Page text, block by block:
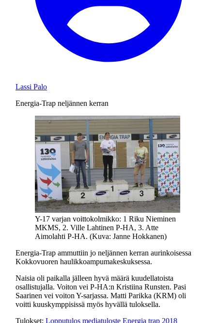
Lassi Palo
Energia-Trap neljännen kerran
Y-17 varjan voittokolmikko: 1 Riku Nieminen
MKMS, 2. Ville Lahtinen P-HA, 3. Atte
Aimolahti P-HA. (Kuva: Janne Hokkanen)
Energia-Trap ammuttiin jo neljännen kerran aurinkoisessa
Kokkovuoren haulikkoampumakeskuksessa.
Naisia oli paikalla jälleen hyvä määrä kuudellatoista
osallistujalla. Voiton vei P-HA:n Kristiina Runsten. Pasi
Saarinen vei voiton Y-sarjassa. Matti Parikka (KRM) oli
voitti kuuskymppisissä myös hyvällä tuloksella.
Tulokset: Lopputulos mediatuloste Energia trap 2018